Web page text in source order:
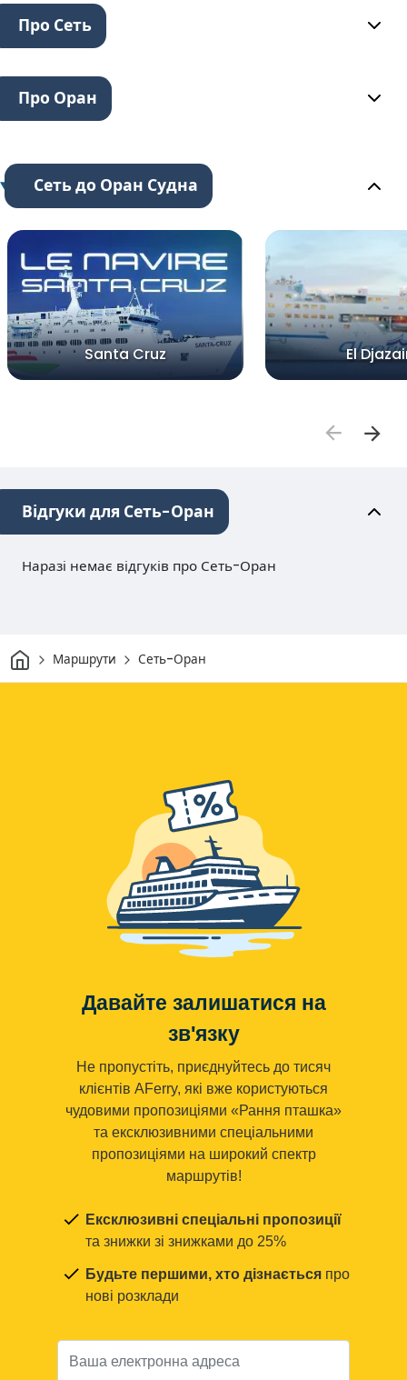
Про Сеть
Про Оран
Сеть до Оран Судна
Santa Cruz El
Відгуки для Сеть-Оран
Наразі немає відгуків про Сеть-Оран
Дім Маршрути Сеть-Оран
Давайте залишатися на
зв'язку
Не пропустіть, приєднуйтесь до тисяч
клієнтів AFerry, які вже користуються
чудовими пропозиціями «Рання пташка»
та ексклюзивними спеціальними
пропозиціями на широкий спектр
маршрутів!
Ексклюзивні спеціальні пропозиції
та знижки зі знижками до 25%
Будьте першими, хто дізнається про
нові розклади